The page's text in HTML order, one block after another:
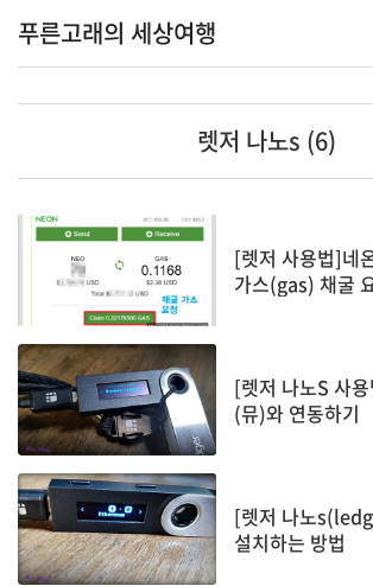
푸른고래의 세상여행
렛저 나노s (6)
[렛저 사용법]네
가스(gas) 채굴
[렛저 나노S 사
(뮤)와 연동하기
[렛저 나노
설치하는 방법